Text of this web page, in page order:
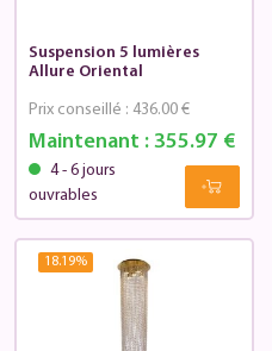
Suspension 5 lumières
Allure Oriental
Maintenant : 355.97 €
Prix conseillé : 436.00 €
4 - 6 jours
ouvrables
18.19%